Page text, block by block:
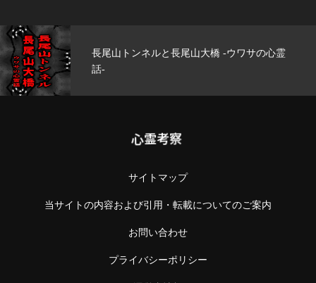
霊
玄武洞公園 -ウワサの心霊話-
心霊考察
サイトマップ
当サイトの内容および引用・転載についてのご案内
お問い合わせ
プライバシーポリシー